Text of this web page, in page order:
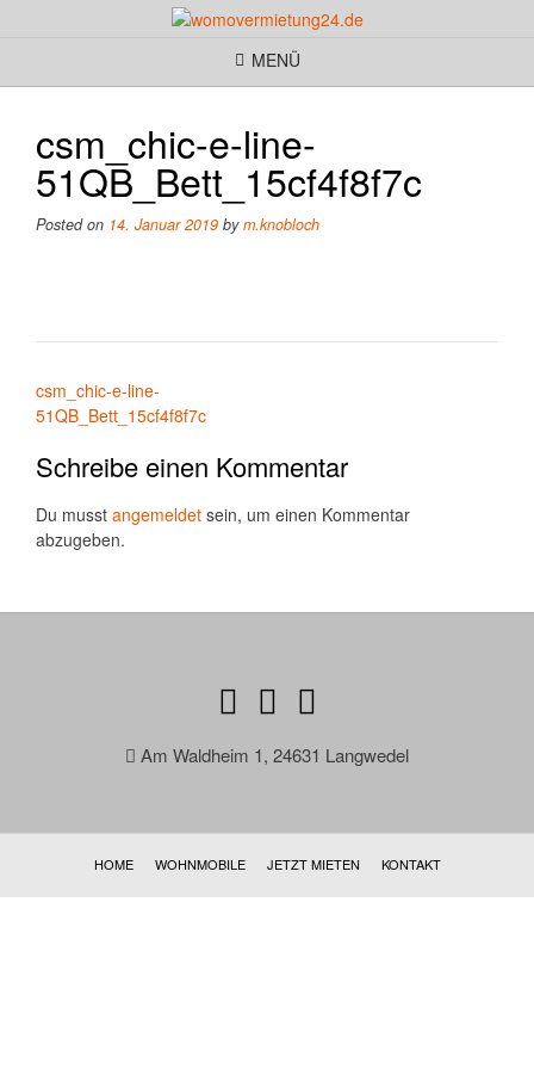
MENÜ
csm_chic-e-line-
51QB_Bett_15cf4f8f7c
Posted on 14. Januar 2019 bym.knobloch
Beitragsnavigation
csm_chic-e-line-
51QB_Bett_15cf4f8f7c
Schreibe einen Kommentar
Du musst angemeldet sein, um einen Kommentar
abzugeben.
Am Waldheim 1, 24631 Langwedel
HOME WOHNMOBILE JETZT MIETEN KONTAKT